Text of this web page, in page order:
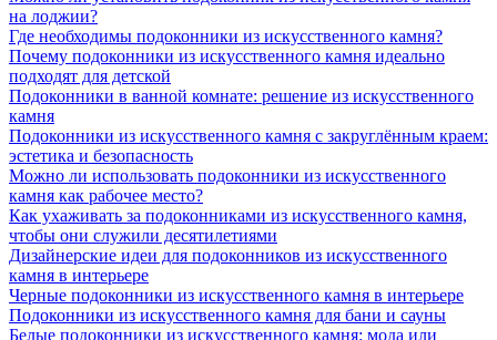
на лоджии?
Где необходимы подоконники из искусственного камня?
Почему подоконники из искусственного камня идеально
подходят для детской
Подоконники в ванной комнате: решение из искусственного
камня
Подоконники из искусственного камня с закруглённым краем:
эстетика и безопасность
Можно ли использовать подоконники из искусственного
камня как рабочее место?
Как ухаживать за подоконниками из искусственного камня,
чтобы они служили десятилетиями
Дизайнерские идеи для подоконников из искусственного
камня в интерьере
Черные подоконники из искусственного камня в интерьере
Подоконники из искусственного камня для бани и сауны
Белые подоконники из искусственного камня: мода или